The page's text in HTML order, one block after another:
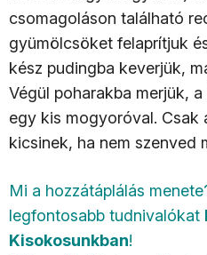
csomagoláson található
gyümölcsöket felaprítjuk
kész pudingba keverjük,
Végül poharakba merjük,
egy kis mogyoróval. Csak
kicsinek, ha nem szenved
Mi a hozzátáplálás
legfontosabb tudnivalókat
Kisokosunkban!